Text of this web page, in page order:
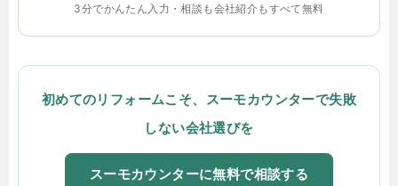
3分でかんたん入力・相談も会社紹介もすべて無料
初めてのリフォームこそ、スーモカウンターで失敗
しない会社選びを
スーモカウンターに無料で相談する